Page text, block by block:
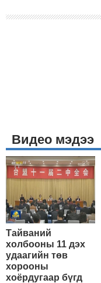
Видео мэдээ
Тайваний
холбооны 11 дэх
удаагийн төв
хорооны
хоёрдугаар бүгд